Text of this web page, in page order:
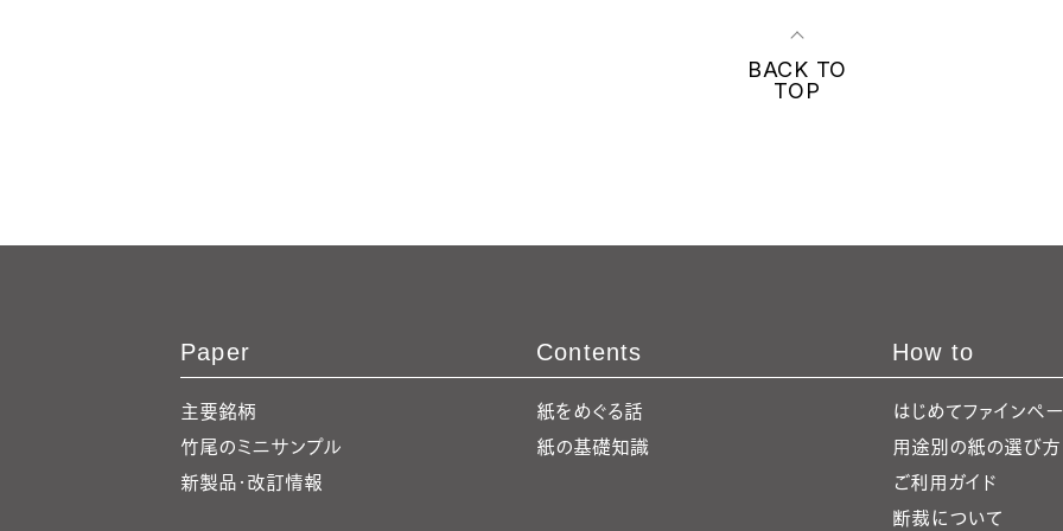
BACK TO
TOP
Paper
主要銘柄
竹尾のミニサンプル
新製品・改訂情報
Contents
紙をめぐる話
紙の基礎知識
How to
はじめてファインペ
用途別の紙の選び方
ご利用ガイド
断裁について